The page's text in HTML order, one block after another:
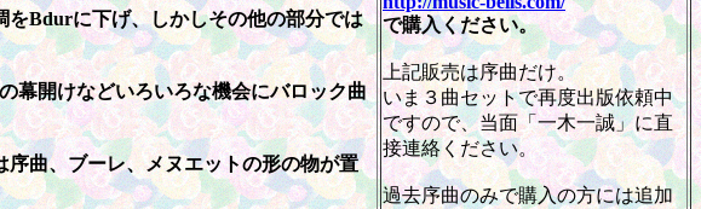
Bdurに下げ、しかしその他の部分では
幕開けなどいろいろな機会にバロック曲
曲、ブーレ、メヌエットの形の物が置
で購入ください。
上記販売は序曲だけ。
いま３曲セットで再度出版依頼中
ですので、当面「一木一誠」に直
接連絡ください。
過去序曲のみで購入の方には追加